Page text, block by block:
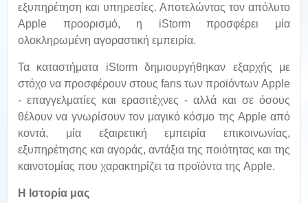
εξυπηρέτηση και υπηρεσίες. Αποτελώντας τον απόλυτο
Αpple προορισμό, η iStorm προσφέρει μία
oλοκληρωμένη αγοραστική εμπειρία.
Τα καταστήματα iStorm δημιουργήθηκαν εξαρχής με
στόχο να προσφέρουν στους fans των προϊόντων Apple
- επαγγελματίες και ερασιτέχνες - αλλά και σε όσους
θέλουν να γνωρίσουν τον μαγικό κόσμο της Apple από
κοντά, μία εξαιρετική εμπειρία επικοινωνίας,
εξυπηρέτησης και αγοράς, αντάξια της ποιότητας και της
καινοτομίας που χαρακτηρίζει τα προϊόντα της Apple.
Η Ιστορία μας